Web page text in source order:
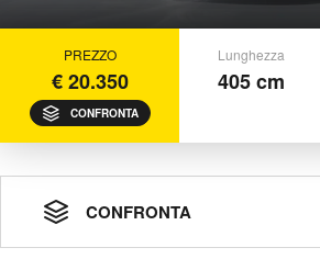
PREZZO
€ 20.350
CONFRONTA
Lunghezza
405 cm
CONFRONTA